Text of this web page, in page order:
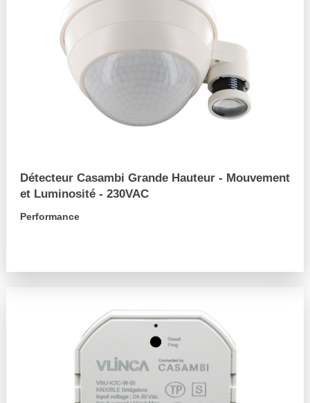
Détecteur Casambi Grande Hauteur - Mouvement
et Luminosité - 230VAC
Performance